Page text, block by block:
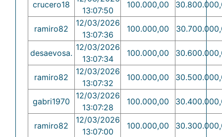
crucero18
13:07:50
100.000,00
ramiro82
12/03/2026
13:07:36
100.000,00
desaevosa.
12/03/2026
13:07:34
100.000,00
ramiro82
12/03/2026
13:07:32
100.000,00
gabri1970
12/03/2026
13:07:28
100.000,00
ramiro82
12/03/2026
13:07:00
100.000,00